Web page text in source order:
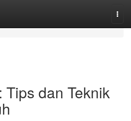
Tips dan Teknik